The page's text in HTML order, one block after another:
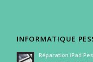
INFORMATIQUE
Réparation iPad